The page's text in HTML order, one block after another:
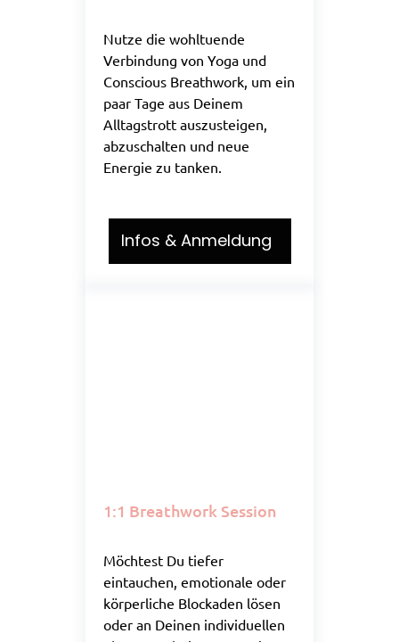
Nutze die wohltuende
Verbindung von Yoga und
Conscious Breathwork, um ein
paar Tage aus Deinem
Alltagstrott auszusteigen,
abzuschalten und neue
Energie zu tanken.
Infos & Anmeldung
1:1 Breathwork Session
Möchtest Du tiefer
eintauchen, emotionale oder
körperliche Blockaden lösen
oder an Deinen individuellen